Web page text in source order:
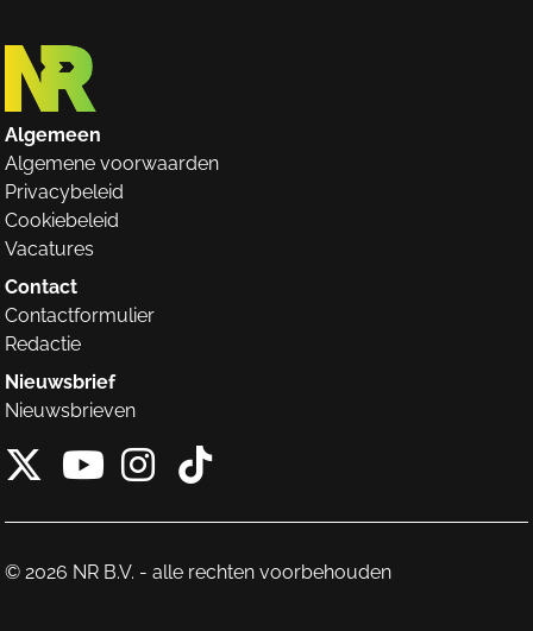
Algemeen
Algemene voorwaarden
Privacybeleid
Cookiebeleid
Vacatures
Contact
Contactformulier
Redactie
Nieuwsbrief
Nieuwsbrieven
X van NieuwRechts
Instagram van
Tiktok van
© 2026 NR B.V. - alle rechten voorbehouden